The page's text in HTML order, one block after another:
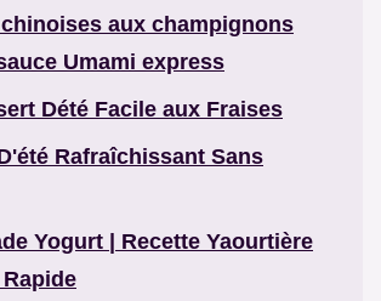
aux champignons
Umami express
Dété Facile aux Fraises
Rafraîchissant Sans
Yogurt | Recette Yaourtière